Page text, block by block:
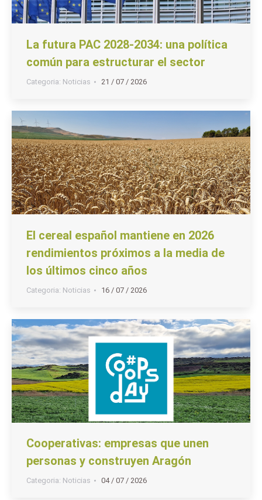
La futura PAC 2028-2034: una política
común para estructurar el sector
Categoria: Noticias 21 / 07 / 2026
El cereal español mantiene en 2026
rendimientos próximos a la media de
los últimos cinco años
Categoria: Noticias 16 / 07 / 2026
Cooperativas: empresas que unen
personas y construyen Aragón
Categoria: Noticias 04 / 07 / 2026